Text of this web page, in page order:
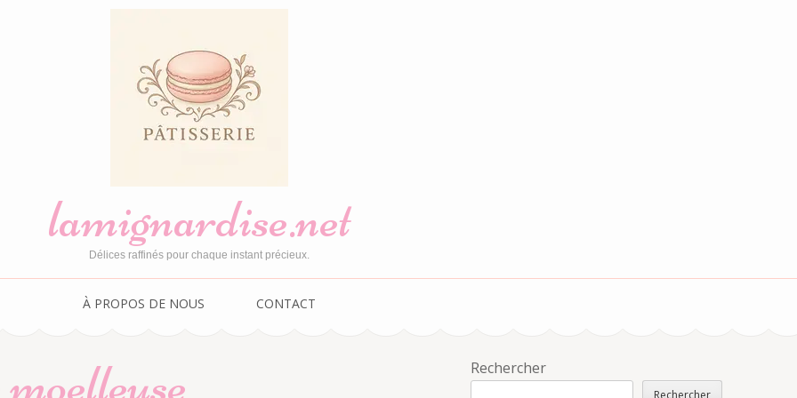
lamignardise.net
Délices raffinés pour chaque instant précieux.
À PROPOS DE NOUS CONTACT
Rechercher